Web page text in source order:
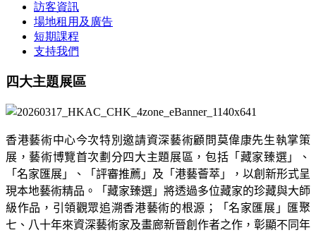
訪客資訊
場地租用及廣告
短期課程
支持我們
四大主題展區
香港藝術中心今次特別邀請資深藝術顧問莫偉康先生執掌策
展，藝術博覽首次劃分四大主題展區，包括「藏家臻選」、
「名家匯展」、「評審推薦」及「港藝薈萃」，以創新形式呈
現本地藝術精品。「藏家臻選」將透過多位藏家的珍藏與大師
級作品，引領觀眾追溯香港藝術的根源；「名家匯展」匯聚
七、八十年來資深藝術家及畫廊新晉創作者之作，彰顯不同年